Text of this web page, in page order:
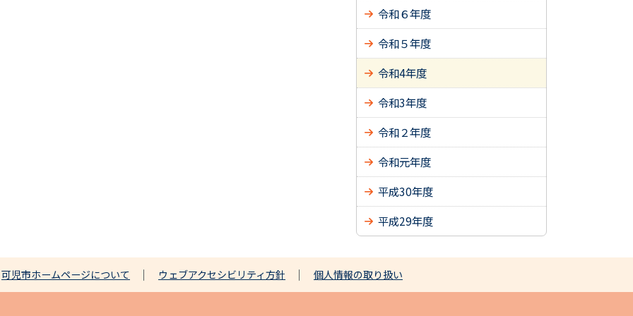
令和６年度
令和５年度
令和4年度
令和3年度
令和２年度
令和元年度
平成30年度
平成29年度
可児市ホームページについて ウェブアクセシビリティ方針 個人情報の取り扱い